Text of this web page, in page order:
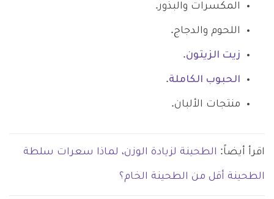
المكسرات والبذور.
اللحوم والدجاج.
زيت الزيتون.
الحبوب الكاملة.
منتجات الألبان.
اقرأ أيضاً: الطحينة لزيادة الوزن، لماذا سعرات سلطة
الطحينة أقل من الطحينة الخام؟